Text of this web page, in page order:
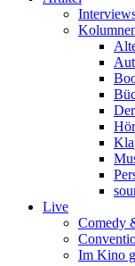
Live
Comedy
Im Kino